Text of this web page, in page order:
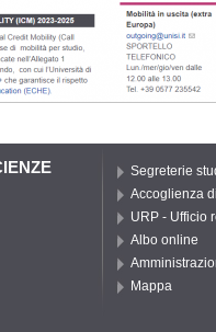
Segreterie
Accoglienza
URP - Ufficio
Albo online
Mappa